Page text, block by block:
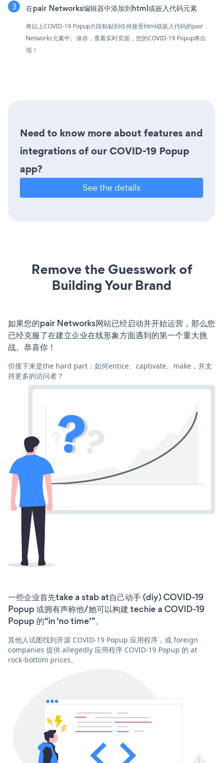
在pair Networks编辑器中添加到html或嵌入代码元素
将以上COVID-19 Popup片段粘贴到任何接受html或嵌入代码的pair
Networks元素中。保存，查看实时页面，您的COVID-19 Popup将出
现！
Need to know more about features and
integrations of our COVID-19 Popup
app?
See the details
Remove the Guesswork of
Building Your Brand
如果您的pair Networks网站已经启动并开始运营，那么您
已经克服了在建立企业在线形象方面遇到的第一个重大挑
战。恭喜你！
但接下来是the hard part：如何entice、captivate、make，并支
持更多的访问者？
一些企业首先take a stab at自己动手 (diy) COVID-19
Popup 或拥有声称他/她可以构建 techie a COVID-19
Popup 的“in 'no time'”。
其他人试图找到开源 COVID-19 Popup 应用程序，或 foreign
companies 提供 allegedly 应用程序 COVID-19 Popup 的 at
rock-bottom prices。